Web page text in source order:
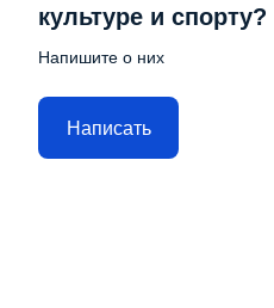
культуре и спорту?
Напишите о них
Написать